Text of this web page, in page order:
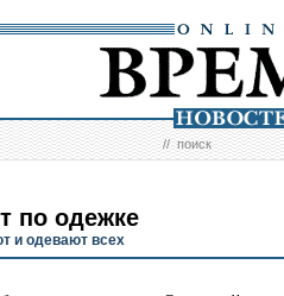
//поиск
по одежке
и одевают всех